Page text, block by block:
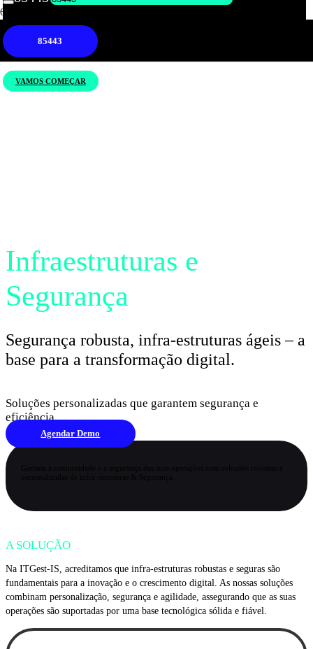
VAMOS COMEÇAR
Infraestruturas e
Segurança
Segurança robusta, infra-estruturas ágeis – a
base para a transformação digital.
Soluções personalizadas que garantem segurança e
eficiência.
Agendar Demo
A SOLUÇÃO
Na ITGest-IS, acreditamos que infra-estruturas robustas e seguras são
fundamentais para a inovação e o crescimento digital. As nossas soluções
combinam personalização, segurança e agilidade, assegurando que as suas
operações são suportadas por uma base tecnológica sólida e fiável.